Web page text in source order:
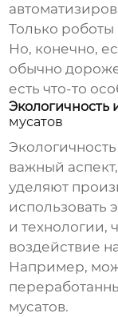
Только роботы
Но, конечно,
обычно
есть что-то
Экологичность
мусатов
важный
уделяют
использовать
и технологии,
воздействие
Например,
мусатов.